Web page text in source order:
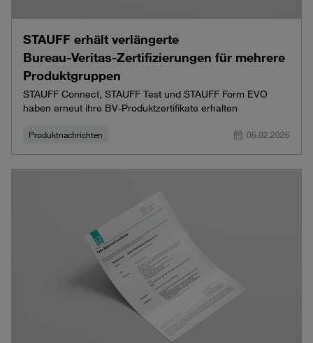
STAUFF erhält verlängerte
Bureau‑Veritas‑Zertifizierungen für mehrere
Produktgruppen
STAUFF Connect, STAUFF Test und STAUFF Form EVO
haben erneut ihre BV-Produktzertifikate erhalten
Produktnachrichten 06.02.2026